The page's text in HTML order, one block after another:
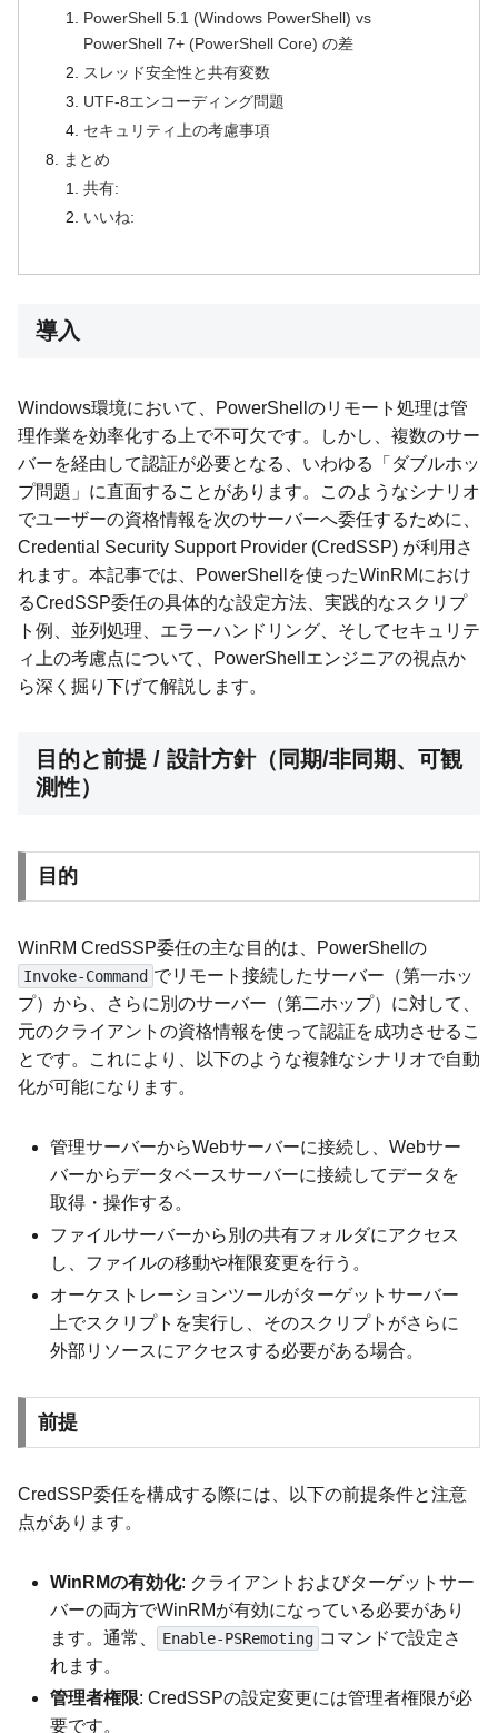
PowerShell 5.1 (Windows PowerShell) vs
PowerShell 7+ (PowerShell Core) の差
スレッド安全性と共有変数
UTF-8エンコーディング問題
セキュリティ上の考慮事項
まとめ
共有:
いいね:
導入
Windows環境において、PowerShellのリモート処理は管
理作業を効率化する上で不可欠です。しかし、複数のサー
バーを経由して認証が必要となる、いわゆる「ダブルホッ
プ問題」に直面することがあります。このようなシナリオ
でユーザーの資格情報を次のサーバーへ委任するために、
Credential Security Support Provider (CredSSP) が利用さ
れます。本記事では、PowerShellを使ったWinRMにおけ
るCredSSP委任の具体的な設定方法、実践的なスクリプ
ト例、並列処理、エラーハンドリング、そしてセキュリテ
ィ上の考慮点について、PowerShellエンジニアの視点か
ら深く掘り下げて解説します。
目的と前提 / 設計方針（同期/非同期、可観
測性）
目的
WinRM CredSSP委任の主な目的は、PowerShellの
Invoke-Command でリモート接続したサーバー（第一ホッ
プ）から、さらに別のサーバー（第二ホップ）に対して、
元のクライアントの資格情報を使って認証を成功させるこ
とです。これにより、以下のような複雑なシナリオで自動
化が可能になります。
管理サーバーからWebサーバーに接続し、Webサー
バーからデータベースサーバーに接続してデータを
取得・操作する。
ファイルサーバーから別の共有フォルダにアクセス
し、ファイルの移動や権限変更を行う。
オーケストレーションツールがターゲットサーバー
上でスクリプトを実行し、そのスクリプトがさらに
外部リソースにアクセスする必要がある場合。
前提
CredSSP委任を構成する際には、以下の前提条件と注意
点があります。
WinRMの有効化: クライアントおよびターゲットサー
バーの両方でWinRMが有効になっている必要があり
ます。通常、
Enable-PSRemoting コマンドで設定さ
れます。
管理者権限: CredSSPの設定変更には管理者権限が必
要です。